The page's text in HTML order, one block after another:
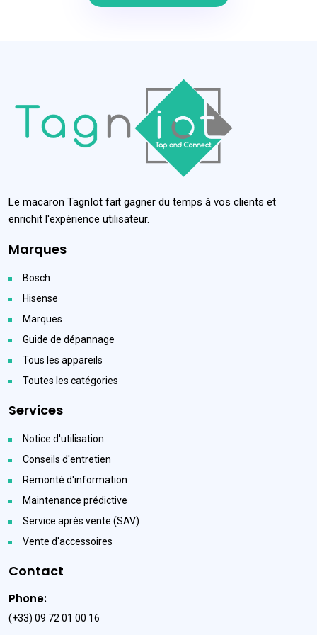
Le macaron TagnIot fait gagner du temps à vos clients et
enrichit l'expérience utilisateur.
Marques
Bosch
Hisense
Marques
Guide de dépannage
Tous les appareils
Toutes les catégories
Services
Notice d'utilisation
Conseils d'entretien
Remonté d'information
Maintenance prédictive
Service après vente (SAV)
Vente d'accessoires
Contact
Phone:
(+33) 09 72 01 00 16